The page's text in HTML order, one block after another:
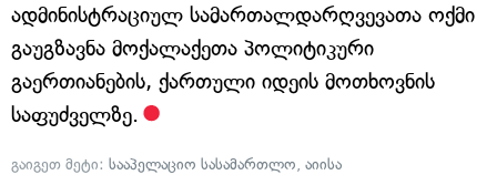
ადმინისტრაციულ სამართალდარღვევათა ოქმი
გაუგზავნა მოქალაქეთა პოლიტიკური
გაერთიანების, ქართული იდეის მოთხოვნის
საფუძველზე.
გაიგეთ მეტი: სააპელაციო სასამართლო, აიისა